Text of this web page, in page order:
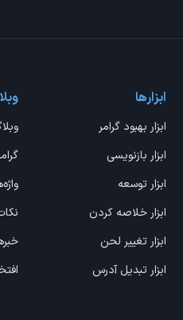
ابزارها
ابزار بهبود گرامر
ابزار بازنویسی
ابزار توسعه
ابزار خلاصه کردن
ابزار تغییر لحن
ابزار تبدیل آدرس